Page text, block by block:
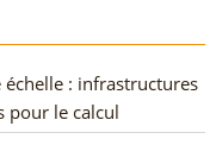
: infrastructures
pour le calcul